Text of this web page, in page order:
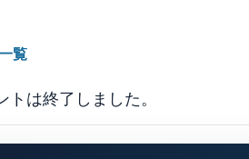
覧
トは終了しました。